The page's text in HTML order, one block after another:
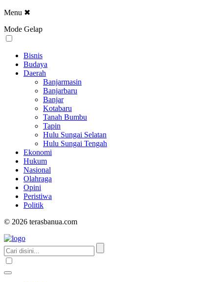
Menu ✖
Mode Gelap
Bisnis
Budaya
Daerah
Banjarmasin
Banjarbaru
Banjar
Kotabaru
Tanah Bumbu
Tapin
Hulu Sungai Selatan
Hulu Sungai Tengah
Ekonomi
Hukum
Nasional
Olahraga
Opini
Peristiwa
Politik
© 2026 terasbanua.com